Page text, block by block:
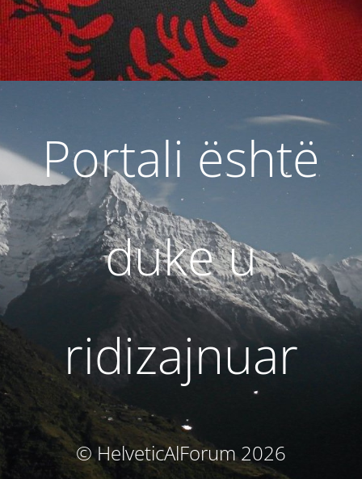
Portali është
duke u
ridizajnuar
© HelveticAlForum 2026